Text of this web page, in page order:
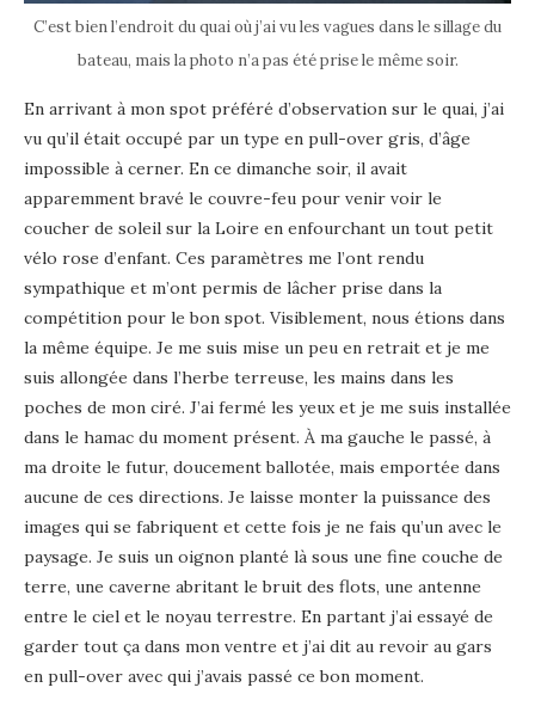
C’est bien l’endroit du quai où j’ai vu les vagues dans le sillage du
bateau, mais la photo n’a pas été prise le même soir.
En arrivant à mon spot préféré d’observation sur le quai, j’ai
vu qu’il était occupé par un type en pull-over gris, d’âge
impossible à cerner. En ce dimanche soir, il avait
apparemment bravé le couvre-feu pour venir voir le
coucher de soleil sur la Loire en enfourchant un tout petit
vélo rose d’enfant. Ces paramètres me l’ont rendu
sympathique et m’ont permis de lâcher prise dans la
compétition pour le bon spot. Visiblement, nous étions dans
la même équipe. Je me suis mise un peu en retrait et je me
suis allongée dans l’herbe terreuse, les mains dans les
poches de mon ciré. J’ai fermé les yeux et je me suis installée
dans le hamac du moment présent. À ma gauche le passé, à
ma droite le futur, doucement ballotée, mais emportée dans
aucune de ces directions. Je laisse monter la puissance des
images qui se fabriquent et cette fois je ne fais qu’un avec le
paysage. Je suis un oignon planté là sous une fine couche de
terre, une caverne abritant le bruit des flots, une antenne
entre le ciel et le noyau terrestre. En partant j’ai essayé de
garder tout ça dans mon ventre et j’ai dit au revoir au gars
en pull-over avec qui j’avais passé ce bon moment.